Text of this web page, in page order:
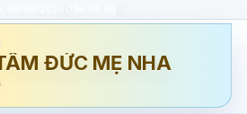
ĐỨC MẸ NHA